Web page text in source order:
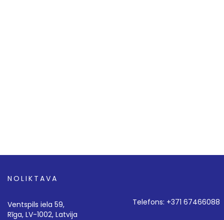
NOLIKTAVA
Ventspils iela 59,
Rīga, LV-1002, Latvija
Telefons: +371 67466088